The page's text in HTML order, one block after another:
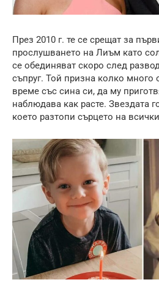
През 2010 г. те се срещат за
прослушването на Лиъм като
се обединяват скоро след
съпруг. Той призна колко много
време със сина си, да му
наблюдава как расте. Звездата
което разтопи сърцето на